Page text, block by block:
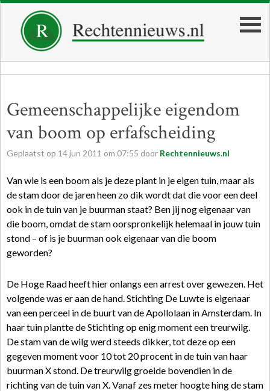
Gemeenschappelijke eigendom
van boom op erfafscheiding
Geplaatst op 14jun 2011 om 07:55 door Rechtennieuws.nl
Van wie is een boom als je deze plant in je eigen tuin, maar als
de stam door de jaren heen zo dik wordt dat die voor een deel
ook in de tuin van je buurman staat? Ben jij nog eigenaar van
die boom, omdat de stam oorspronkelijk helemaal in jouw tuin
stond – of is je buurman ook eigenaar van die boom
geworden?
De Hoge Raad heeft hier onlangs een arrest over gewezen. Het
volgende was er aan de hand. Stichting De Luwte is eigenaar
van een perceel in de buurt van de Apollolaan in Amsterdam. In
haar tuin plantte de Stichting op enig moment een treurwilg.
De stam van de wilg werd steeds dikker, tot deze op een
gegeven moment voor 10 tot 20 procent in de tuin van haar
buurman X stond. De treurwilg groeide bovendien in de
richting van de tuin van X. Vanaf zes meter hoogte hing de stam